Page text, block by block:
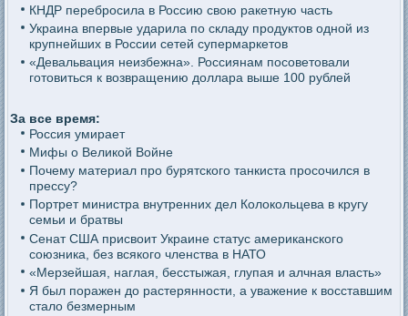
КНДР перебросила в Россию свою ракетную часть
Украина впервые ударила по складу продуктов одной из
крупнейших в России сетей супермаркетов
«Девальвация неизбежна». Россиянам посоветовали
готовиться к возвращению доллара выше 100 рублей
За все время:
Россия умирает
Мифы о Великой Войне
Почему материал про бурятского танкиста просочился в
прессу?
Портрет министра внутренних дел Колокольцева в кругу
семьи и братвы
Сенат США присвоит Украине статус американского
союзника, без всякого членства в НАТО
«Мерзейшая, наглая, бесстыжая, глупая и алчная власть»
Я был поражен до растерянности, а уважение к восставшим
стало безмерным